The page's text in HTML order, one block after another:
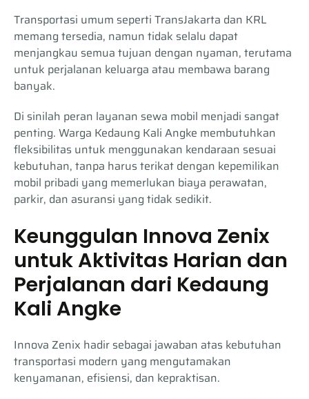
Transportasi umum seperti TransJakarta dan KRL
memang tersedia, namun tidak selalu dapat
menjangkau semua tujuan dengan nyaman, terutama
untuk perjalanan keluarga atau membawa barang
banyak.
Di sinilah peran layanan sewa mobil menjadi sangat
penting. Warga Kedaung Kali Angke membutuhkan
fleksibilitas untuk menggunakan kendaraan sesuai
kebutuhan, tanpa harus terikat dengan kepemilikan
mobil pribadi yang memerlukan biaya perawatan,
parkir, dan asuransi yang tidak sedikit.
Keunggulan Innova Zenix
untuk Aktivitas Harian dan
Perjalanan dari Kedaung
Kali Angke
Innova Zenix hadir sebagai jawaban atas kebutuhan
transportasi modern yang mengutamakan
kenyamanan, efisiensi, dan kepraktisan.